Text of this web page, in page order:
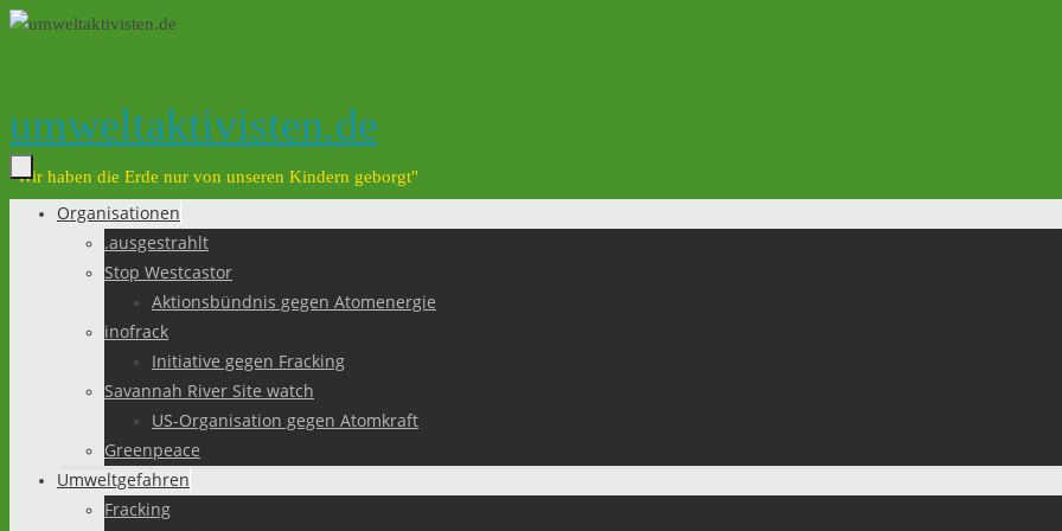
Zum
umweltaktivisten.de
"Wir haben die Erde nur von unseren Kindern geborgt"
Zum
Organisationen
.ausgestrahlt
Stop Westcastor
Aktionsbündnis gegen Atomenergie
inofrack
Initiative gegen Fracking
Savannah River Site watch
US-Organisation gegen Atomkraft
Greenpeace
Umweltgefahren
Fracking